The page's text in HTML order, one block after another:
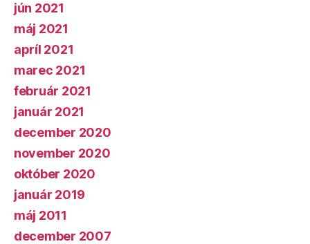
jún 2021
máj 2021
apríl 2021
marec 2021
február 2021
január 2021
december 2020
november 2020
október 2020
január 2019
máj 2011
december 2007